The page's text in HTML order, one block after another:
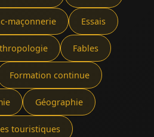
maçonnerie Essais
Fables
Formation continue
Géographie
touristiques